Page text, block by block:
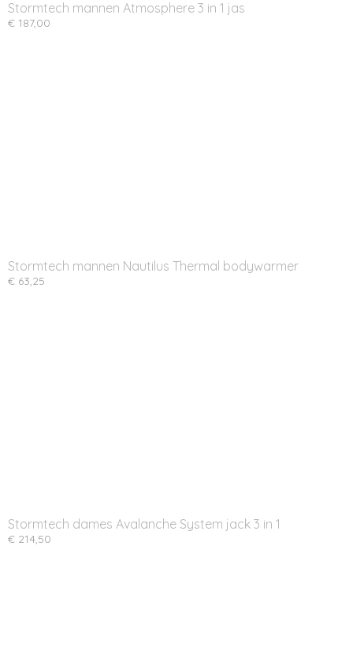
Stormtech mannen Atmosphere 3 in 1 jas
€ 187,00
Stormtech mannen Nautilus Thermal bodywarmer
€ 63,25
Stormtech dames Avalanche System jack 3 in 1
€ 214,50